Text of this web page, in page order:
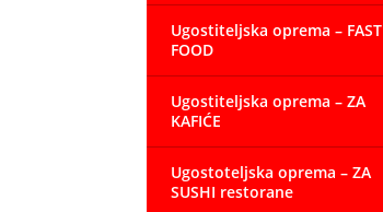
Ugostiteljska oprema – FAST
FOOD
Ugostiteljska oprema – ZA
KAFIĆE
Ugostoteljska oprema – ZA
SUSHI restorane